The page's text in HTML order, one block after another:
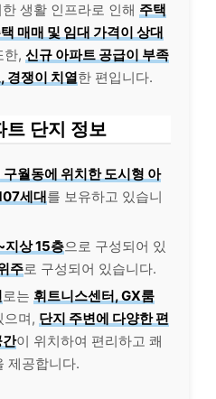
생활 인프라로 인해 주택
매매 및 임대 가격이 상대
한, 신규 아파트 공급이 부족
경쟁이 치열한 편입니다.
트 단지 정보
구월동에 위치한 도시형 아
세대를 보유하고 있습니
지상 15층으로 구성되어 있
주로 구성되어 있습니다.
로는 휘트니스센터, GX룸
으며, 단지 주변에 다양한 편
간이 위치하여 편리하고 쾌
제공합니다.